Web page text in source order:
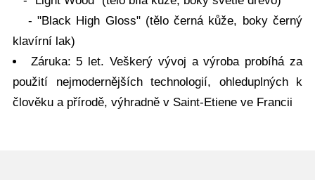
- "Black High Gloss" (tělo černá kůže, boky černý
klavírní lak)
Záruka: 5 let. Veškerý vývoj a výroba probíhá za
použití nejmodernějších technologií, ohleduplných k
člověku a přírodě, výhradně v Saint-Etiene ve Francii